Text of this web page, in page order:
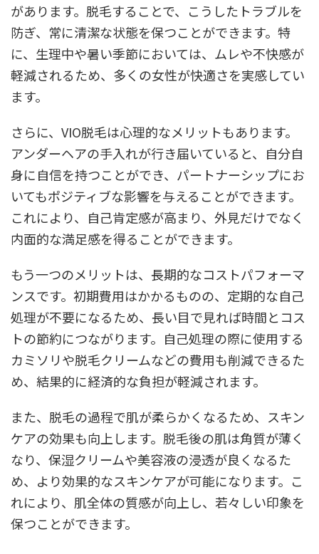
があります。脱毛することで、こうしたトラブルを
防ぎ、常に清潔な状態を保つことができます。特
に、生理中や暑い季節においては、ムレや不快感が
軽減されるため、多くの女性が快適さを実感してい
ます。
さらに、VIO脱毛は心理的なメリットもあります。
アンダーヘアの手入れが行き届いていると、自分自
身に自信を持つことができ、パートナーシップにお
いてもポジティブな影響を与えることができます。
これにより、自己肯定感が高まり、外見だけでなく
内面的な満足感を得ることができます。
もう一つのメリットは、長期的なコストパフォーマ
ンスです。初期費用はかかるものの、定期的な自己
処理が不要になるため、長い目で見れば時間とコス
トの節約につながります。自己処理の際に使用する
カミソリや脱毛クリームなどの費用も削減できるた
め、結果的に経済的な負担が軽減されます。
また、脱毛の過程で肌が柔らかくなるため、スキン
ケアの効果も向上します。脱毛後の肌は角質が薄く
なり、保湿クリームや美容液の浸透が良くなるた
め、より効果的なスキンケアが可能になります。こ
れにより、肌全体の質感が向上し、若々しい印象を
保つことができます。